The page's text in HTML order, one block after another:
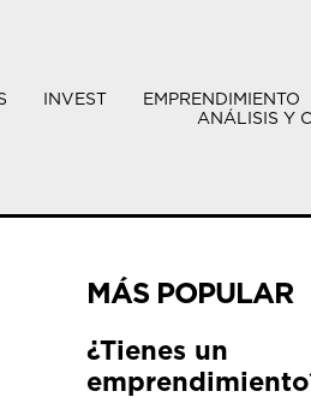
INVEST EMPRENDIMIENTO
ANÁLISIS Y
MÁS POPULAR
¿Tienes un